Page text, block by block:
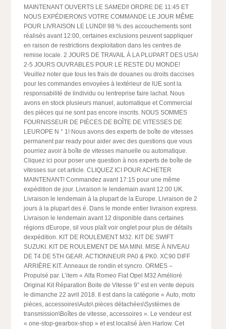
MAINTENANT OUVERTS LE SAMEDI! ORDRE DE 11:45 ET
NOUS EXPÉDIERONS VOTRE COMMANDE LE JOUR MÊME
POUR LIVRAISON LE LUNDI! 98 % des accouchements sont
réalisés avant 12:00, certaines exclusions peuvent sappliquer
en raison de restrictions dexploitation dans les centres de
remise locale. 2 JOURS DE TRAVAIL À LA PLUPART DES USA!
2-5 JOURS OUVRABLES POUR LE RESTE DU MONDE!
Veuillez noter que tous les frais de douanes ou droits daccises
pour les commandes envoyées à lextérieur de lUE sont la
responsabilité de lindividu ou lentreprise faire lachat. Nous
avons en stock plusieurs manuel, automatique et Commercial
des pièces qui ne sont pas encore inscrits. NOUS SOMMES
FOURNISSEUR DE PIÈCES DE BOÎTE DE VITESSES DE
LEUROPE N ° 1! Nous avons des experts de boîte de vitesses
permanent par ready pour aider avec des questions que vous
pourriez avoir à boîte de vitesses manuelle ou automatique.
Cliquez ici pour poser une question à nos experts de boîte de
vitesses sur cet article. CLIQUEZ ICI POUR ACHETER
MAINTENANT! Commandez avant 17:15 pour une même
expédition de jour. Livraison le lendemain avant 12:00 UK.
Livraison le lendemain à la plupart de la Europe. Livraison de 2
jours à la plupart des é. Dans le monde entier livraison express.
Livraison le lendemain avant 12 disponible dans certaines
régions dEurope, sil vous plaît voir onglet pour plus de détails
dexpédition. KIT DE ROULEMENT M32. KIT DE SWIFT
SUZUKI. KIT DE ROULEMENT DE MA MINI. MISE À NIVEAU
DE T4 DE 5TH GEAR. ACTIONNEUR PA0 & PK0. XC90 DIFF
ARRIÈRE KIT. Anneaux de rondin et syncro. ORMES –
Propulsé par. L’item « Alfa Romeo Fiat Opel M32 Amélioré
Original Kit Réparation Boite de Vitesse 9″ est en vente depuis
le dimanche 22 avril 2018. Il est dans la catégorie « Auto, moto
pièces, accessoires\Auto\ pièces détachées\Systèmes de
transmission\Boîtes de vitesse, accessoires ». Le vendeur est
« one-stop-gearbox-shop » et est localisé à/en Harlow. Cet